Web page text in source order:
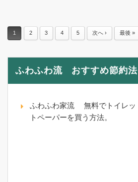
1 2 3 4 5 次へ › 最後 »
ふわふわ流 おすすめ節約法
ふわふわ家流 無料でトイレッ
トペーパーを買う方法。